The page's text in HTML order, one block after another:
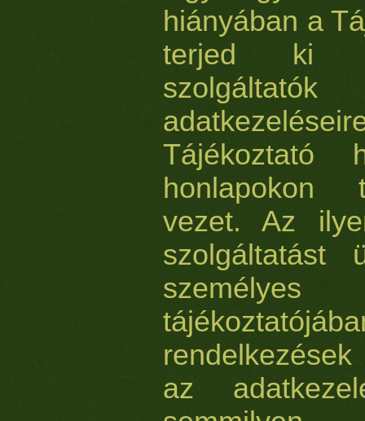
hiányában a
terjed ki
szolgáltatók
Tájékoztató
honlapokon
vezet. Az
szolgáltatást
az